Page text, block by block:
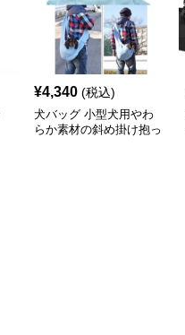
¥4,340 (税込)
犬バッグ 小型犬用やわ
らか素材の斜め掛け抱っ